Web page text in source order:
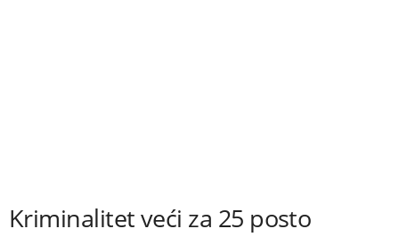
Kriminalitet veći za 25 posto